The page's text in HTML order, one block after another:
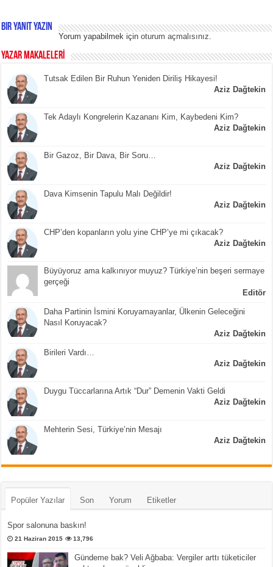
Bir yanıt yazın
Yorum yapabilmek içinoturum açmalısınız
YAZAR MAKALELERİ
Tutsak Edilen Bir Ruhun Yeniden Diriliş Hikayesi!
Aziz Dağtekin
Tek Adaylı Kongrelerin Kazananı Kim, Kaybedeni Kim?
Aziz Dağtekin
Bir Gazoz, Bir Dava, Bir Soru…
Aziz Dağtekin
Dava Kimsenin Tapulu Malı Değildir!
Aziz Dağtekin
CHP’den kopanların yolu yine CHP’ye mi çıkacak?
Aziz Dağtekin
Büyüyoruz ama kalkınıyor muyuz? Türkiye’nin beşeri sermaye
gerçeği
Editör
Daha Partinin İsmini Koruyamayanlar, Ülkenin Geleceğini
Nasıl Koruyacak?
Aziz Dağtekin
Birileri Vardı…
Aziz Dağtekin
Duygu Tüccarlarına Artık “Dur” Demenin Vakti Geldi
Aziz Dağtekin
Mehterin Sesi, Türkiye’nin Mesajı
Aziz Dağtekin
Popüler Yazılar Son Yorum Etiketler
Spor salonuna baskın!
21 Haziran 2015 13,796
Gündeme bak? Veli Ağbaba: Vergiler arttı tüketiciler